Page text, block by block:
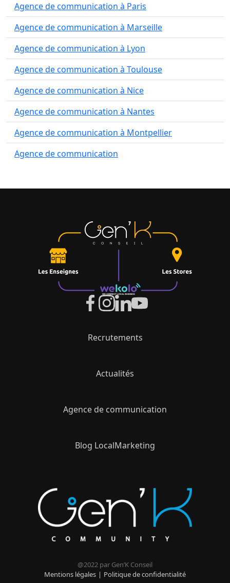
Agence de communication à Paris
Agence de communication à Marseille
Agence de communication à Lyon
Agence de communication à Toulouse
Agence de communication à Nice
Agence de communication à Nantes
Agence de communication à Montpellier
Agence de communication
Recrutements
Actualités
Agence de communication
Blog LocalMarketing
@2022 par Gen’K Conseil
Mentions légales
Politique de confidentialité